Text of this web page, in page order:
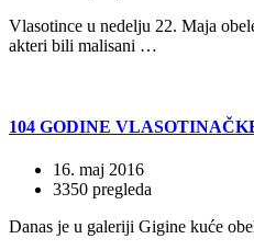
Vlasotince u nedelju 22. Maja
akteri bili malisani …
104 GODINE
16. maj 2016
3350 pregleda
Danas je u galeriji Gigine kuće